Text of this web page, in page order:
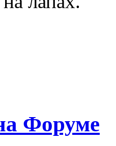
Форуме